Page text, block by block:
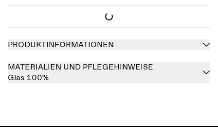
PRODUKTINFORMATIONEN
MATERIALIEN UND PFLEGEHINWEISE
Glas 100%